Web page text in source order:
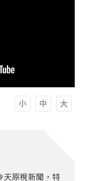
天原視新聞，特